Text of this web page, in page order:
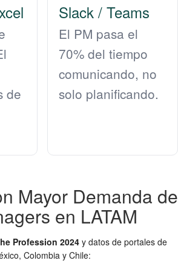
de
Slack / Teams
El PM pasa el
70% del tiempo
comunicando, no
solo planificando.
Mayor Demanda de
en LATAM
Profession 2024 y datos de portales de
Colombia y Chile: